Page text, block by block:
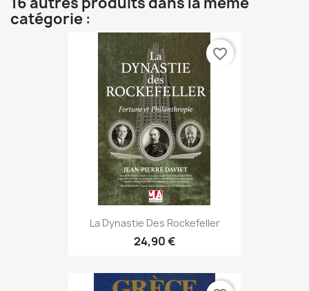
catégorie :
La Dynastie Des Rockefeller
24,90 €
favorite_border